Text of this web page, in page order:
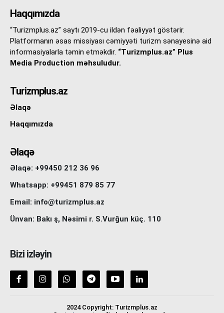
Haqqımızda
“Turizmplus.az” saytı 2019-cu ildən fəaliyyət göstərir.
Platformanın əsas missiyası cəmiyyəti turizm sənayesinə aid
informasiyalarla təmin etməkdir. “Turizmplus.az” Plus
Media Production məhsuludur.
Turizmplus.az
Əlaqə
Haqqımızda
Əlaqə
Əlaqə: +99450 212 36 96
Whatsapp: +99451 879 85 77
Email: info@turizmplus.az
Ünvan: Bakı ş, Nəsimi r. S.Vurğun küç. 110
Bizi izləyin
2024 Copyright: Turizmplus.az